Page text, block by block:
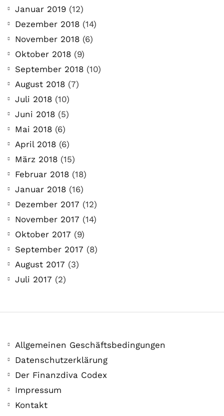
Januar 2019 (12)
Dezember 2018 (14)
November 2018 (6)
Oktober 2018 (9)
September 2018 (10)
August 2018 (7)
Juli 2018 (10)
Juni 2018 (5)
Mai 2018 (6)
April 2018 (6)
März 2018 (15)
Februar 2018 (18)
Januar 2018 (16)
Dezember 2017 (12)
November 2017 (14)
Oktober 2017 (9)
September 2017 (8)
August 2017 (3)
Juli 2017 (2)
Allgemeinen Geschäftsbedingungen
Datenschutzerklärung
Der Finanzdiva Codex
Impressum
Kontakt